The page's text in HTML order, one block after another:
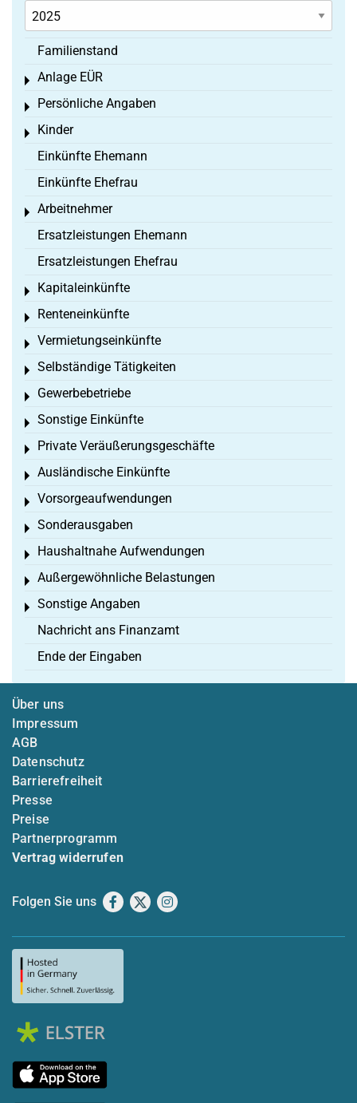
Familienstand
Anlage EÜR
Toggle menu
Persönliche Angaben
Toggle menu
Kinder
Toggle menu
Einkünfte Ehemann
Einkünfte Ehefrau
Arbeitnehmer
Toggle menu
Ersatzleistungen Ehemann
Ersatzleistungen Ehefrau
Kapitaleinkünfte
Toggle menu
Renteneinkünfte
Toggle menu
Vermietungseinkünfte
Toggle menu
Selbständige Tätigkeiten
Toggle menu
Gewerbebetriebe
Toggle menu
Sonstige Einkünfte
Toggle menu
Private Veräußerungsgeschäfte
Toggle menu
Ausländische Einkünfte
Toggle menu
Vorsorgeaufwendungen
Toggle menu
Sonderausgaben
Toggle menu
Haushaltnahe Aufwendungen
Toggle menu
Außergewöhnliche Belastungen
Toggle menu
Sonstige Angaben
Toggle menu
Nachricht ans Finanzamt
Ende der Eingaben
Über uns
Impressum
AGB
Datenschutz
Barrierefreiheit
Presse
Preise
Partnerprogramm
Vertrag widerrufen
Folgen Sie uns Facebook
X Instagram